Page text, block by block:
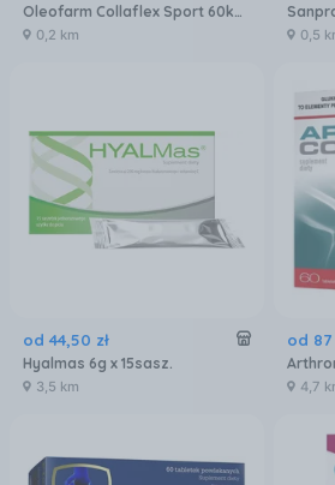
Oleofarm Collaflex Sport 60kaps.
0,2 km 0,5
od 44,50 zł
Hyalmas 6g x 15sasz.
3,5 km
od 87
4,7